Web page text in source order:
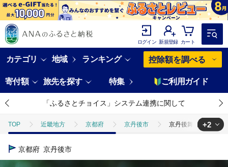
ログイン 新規登録 カート
カテゴリ 地域 ランキング 控除額を調べる
寄付額 旅先を探す 特集 ご利用ガイド
「ふるさとチョイス」システム連携に関して
TOP 近畿地方 京都府 京丹後市 京丹後舞輪源蒸留所
TOP
TOP
+2
京都府 京丹後市